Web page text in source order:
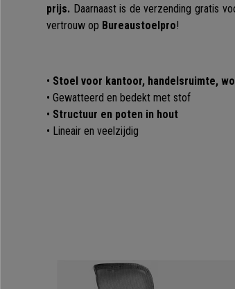
prijs. Daarnaast is de verzending gratis
vertrouw op Bureaustoelpro!
• Stoel voor kantoor, handelsruimte,
• Gewatteerd en bedekt met stof
• Structuur en poten in hout
• Lineair en veelzijdig